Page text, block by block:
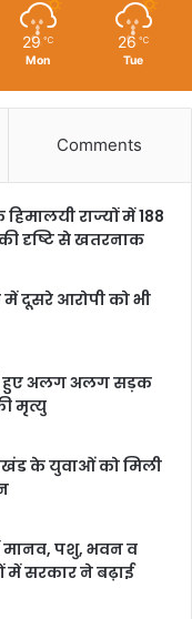
29 ℃
Mon
26 ℃
Tue
Comments
राज्यों में 188
दृष्टि से खतरनाक
दूसरे आरोपी को भी
हुए अलग अलग सड़क
मृत्यु
के युवाओं को मिली
पशु, भवन व
में सरकार ने बढ़ाई